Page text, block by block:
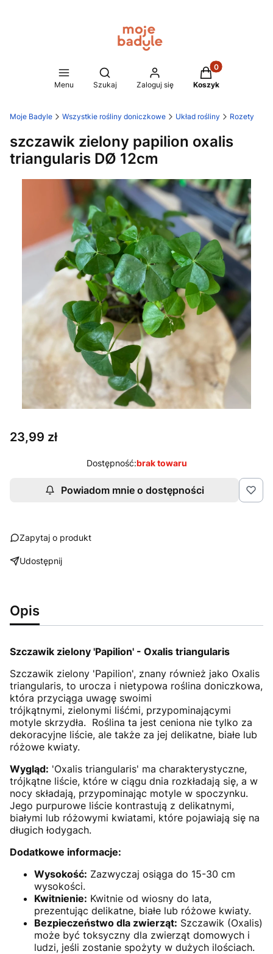
Menu
Otwórz wyszukiwarkę
Szukaj Zaloguj się
Produkty w
Koszyk
Moje Badyle Wszystkie rośliny doniczkowe Układ rośliny Rozety
szczawik zielony papilion oxalis
triangularis DØ 12cm
Cena
23,99 zł
Dostępność:brak towaru
Powiadom mnie o dostępności
Zapytaj o produkt
Udostępnij
Opis
Szczawik zielony 'Papilion' - Oxalis triangularis
Szczawik zielony 'Papilion', znany również jako Oxalis
triangularis, to urocza i nietypowa roślina doniczkowa,
która przyciąga uwagę swoimi
trójkątnymi, zielonymi liśćmi, przypominającymi
motyle skrzydła. Roślina ta jest ceniona nie tylko za
dekoracyjne liście, ale także za jej delikatne, białe lub
różowe kwiaty.
Wygląd: 'Oxalis triangularis' ma charakterystyczne,
trójkątne liście, które w ciągu dnia rozkładają się, a w
nocy składają, przypominając motyle w spoczynku.
Jego purpurowe liście kontrastują z delikatnymi,
białymi lub różowymi kwiatami, które pojawiają się na
długich łodygach.
Dodatkowe informacje:
Wysokość: Zazwyczaj osiąga do 15-30 cm
wysokości.
Kwitnienie: Kwitnie od wiosny do lata,
prezentując delikatne, białe lub różowe kwiaty.
Bezpieczeństwo dla zwierząt: Szczawik (Oxalis)
może być toksyczny dla zwierząt domowych i
ludzi, jeśli zostanie spożyty w dużych ilościach.